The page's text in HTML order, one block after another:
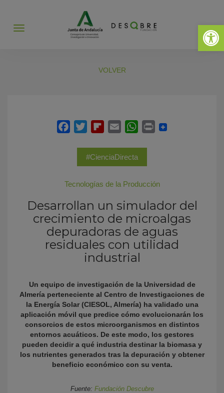
Abrir
Abrir
VOLVER
#CienciaDirecta
Tecnologías de la Producción
Desarrollan un simulador del
crecimiento de microalgas
depuradoras de aguas
residuales con utilidad
industrial
Un equipo de investigación de la Universidad de
Almería perteneciente al Centro de Investigaciones de
la Energía Solar (CIESOL, Almería) ha validado una
aplicación móvil que predice cómo evolucionarán los
consorcios de estos microorganismos en distintos
entornos acuáticos. De este modo, los gestores
pueden decidir a qué industria destinar la biomasa y
los nutrientes generados tras la depuración y obtener
beneficio económico con su venta.
Fuente: Fundación Descubre